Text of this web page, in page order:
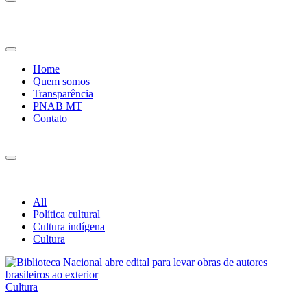
Home
Quem somos
Transparência
PNAB MT
Contato
All
Política cultural
Cultura indígena
Cultura
Cultura